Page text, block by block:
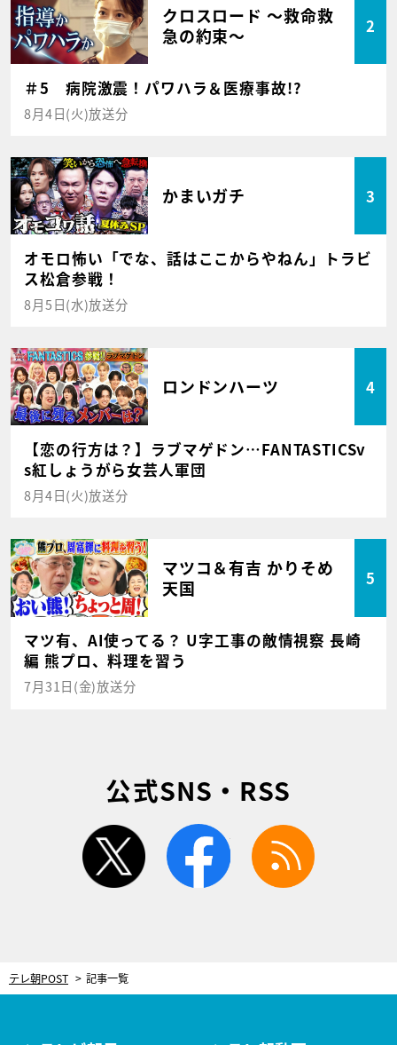
クロスロード ～救命救
急の約束～
2
＃5 病院激震！パワハラ＆医療事故!?
8月4日(火)放送分
かまいガチ 3
オモロ怖い「でな、話はここからやねん」トラビ
ス松倉参戦！
8月5日(水)放送分
ロンドンハーツ 4
【恋の行方は？】ラブマゲドン…FANTASTICSv
s紅しょうがら女芸人軍団
8月4日(火)放送分
マツコ＆有吉 かりそめ
天国
5
マツ有、AI使ってる？ U字工事の敵情視察 長崎
編 熊プロ、料理を習う
7月31日(金)放送分
公式SNS・RSS
twitter facebook
テレ朝POST 記事一覧